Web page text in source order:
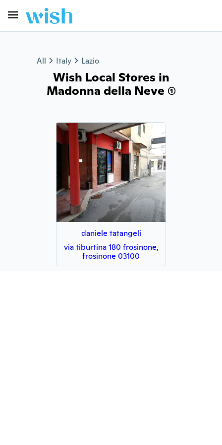
All Italy Lazio
Wish Local Stores in
Madonna della Neve (1)
daniele tatangeli
via tiburtina 180 frosinone,
frosinone 03100